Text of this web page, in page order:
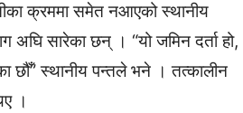
क्रममा समेत नआएको स्थानीय
अघि सारेका छन् । “यो जमिन दर्ता हो,
छौँ” स्थानीय पन्तले भने । तत्कालीन
।